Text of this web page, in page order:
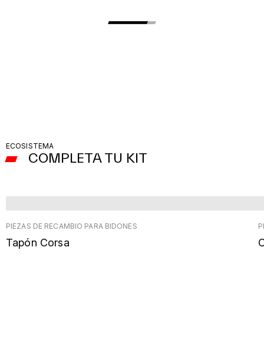
ECOSISTEMA
COMPLETA TU KIT
PIEZAS DE RECAMBIO PARA BIDONES
Tapón Corsa